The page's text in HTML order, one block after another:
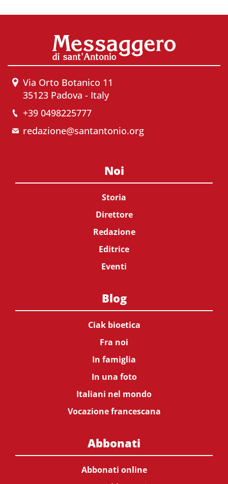
Via Orto Botanico 11
35123 Padova - Italy
+39 0498225777
redazione@santantonio.org
Noi
Storia
Direttore
Redazione
Editrice
Eventi
Blog
Ciak bioetica
Fra noi
In famiglia
In una foto
Italiani nel mondo
Vocazione francescana
Abbonati
Abbonati online